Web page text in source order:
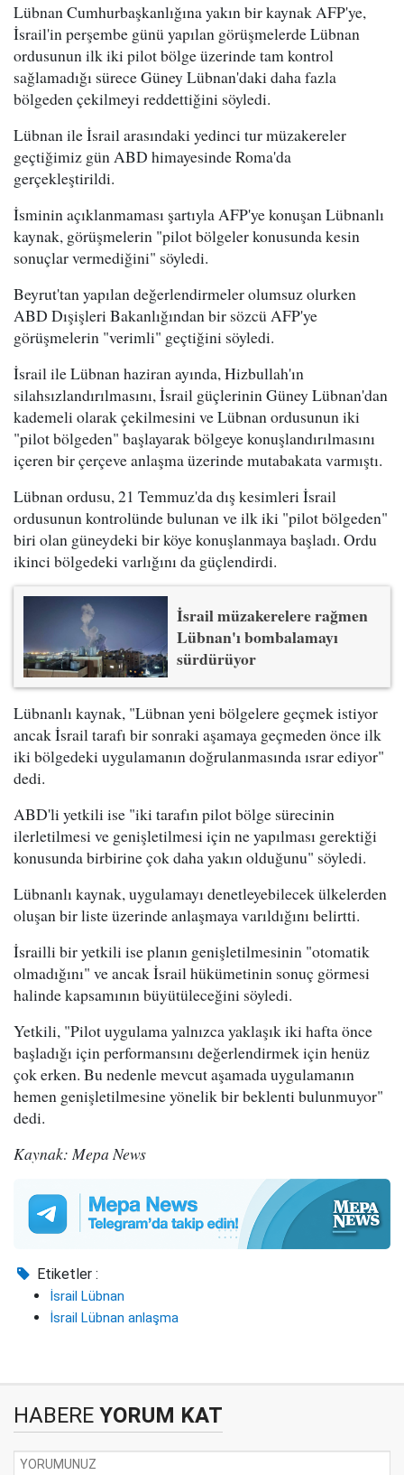
Lübnan Cumhurbaşkanlığına yakın bir kaynak AFP'ye,
İsrail'in perşembe günü yapılan görüşmelerde Lübnan
ordusunun ilk iki pilot bölge üzerinde tam kontrol
sağlamadığı sürece Güney Lübnan'daki daha fazla
bölgeden çekilmeyi reddettiğini söyledi.
Lübnan ile İsrail arasındaki yedinci tur müzakereler
geçtiğimiz gün ABD himayesinde Roma'da
gerçekleştirildi.
İsminin açıklanmaması şartıyla AFP'ye konuşan Lübnanlı
kaynak, görüşmelerin "pilot bölgeler konusunda kesin
sonuçlar vermediğini" söyledi.
Beyrut'tan yapılan değerlendirmeler olumsuz olurken
ABD Dışişleri Bakanlığından bir sözcü AFP'ye
görüşmelerin "verimli" geçtiğini söyledi.
İsrail ile Lübnan haziran ayında, Hizbullah'ın
silahsızlandırılmasını, İsrail güçlerinin Güney Lübnan'dan
kademeli olarak çekilmesini ve Lübnan ordusunun iki
"pilot bölgeden" başlayarak bölgeye konuşlandırılmasını
içeren bir çerçeve anlaşma üzerinde mutabakata varmıştı.
Lübnan ordusu, 21 Temmuz'da dış kesimleri İsrail
ordusunun kontrolünde bulunan ve ilk iki "pilot bölgeden"
biri olan güneydeki bir köye konuşlanmaya başladı. Ordu
ikinci bölgedeki varlığını da güçlendirdi.
İsrail müzakerelere rağmen
Lübnan'ı bombalamayı
sürdürüyor
Lübnanlı kaynak, "Lübnan yeni bölgelere geçmek istiyor
ancak İsrail tarafı bir sonraki aşamaya geçmeden önce ilk
iki bölgedeki uygulamanın doğrulanmasında ısrar ediyor"
dedi.
ABD'li yetkili ise "iki tarafın pilot bölge sürecinin
ilerletilmesi ve genişletilmesi için ne yapılması gerektiği
konusunda birbirine çok daha yakın olduğunu" söyledi.
Lübnanlı kaynak, uygulamayı denetleyebilecek ülkelerden
oluşan bir liste üzerinde anlaşmaya varıldığını belirtti.
İsrailli bir yetkili ise planın genişletilmesinin "otomatik
olmadığını" ve ancak İsrail hükümetinin sonuç görmesi
halinde kapsamının büyütüleceğini söyledi.
Yetkili, "Pilot uygulama yalnızca yaklaşık iki hafta önce
başladığı için performansını değerlendirmek için henüz
çok erken. Bu nedenle mevcut aşamada uygulamanın
hemen genişletilmesine yönelik bir beklenti bulunmuyor"
dedi.
Kaynak: Mepa News
Etiketler :
İsrail Lübnan
İsrail Lübnan anlaşma
HABERE YORUM KAT